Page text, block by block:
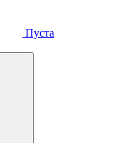
Пуста